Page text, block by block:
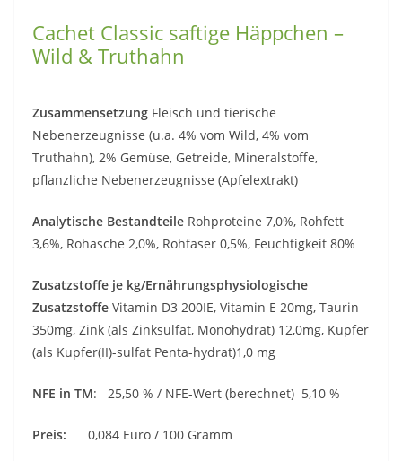
Cachet Classic saftige Häppchen –
Wild & Truthahn
Zusammensetzung Fleisch und tierische
Nebenerzeugnisse (u.a. 4% vom Wild, 4% vom
Truthahn), 2% Gemüse, Getreide, Mineralstoffe,
pflanzliche Nebenerzeugnisse (Apfelextrakt)
Analytische Bestandteile Rohproteine 7,0%, Rohfett
3,6%, Rohasche 2,0%, Rohfaser 0,5%, Feuchtigkeit 80%
Zusatzstoffe je kg/Ernährungsphysiologische
Zusatzstoffe Vitamin D3 200IE, Vitamin E 20mg, Taurin
350mg, Zink (als Zinksulfat, Monohydrat) 12,0mg, Kupfer
(als Kupfer(II)-sulfat Penta-hydrat)1,0 mg
NFE in TM: 25,50 % / NFE-Wert (berechnet) 5,10 %
Preis: 0,084 Euro / 100 Gramm